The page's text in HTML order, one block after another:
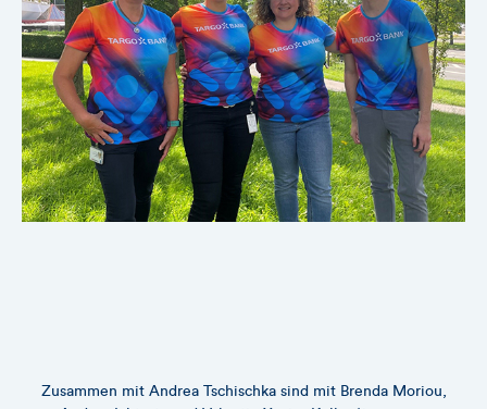
Zusammen mit Andrea Tschischka sind mit Brenda Moriou,